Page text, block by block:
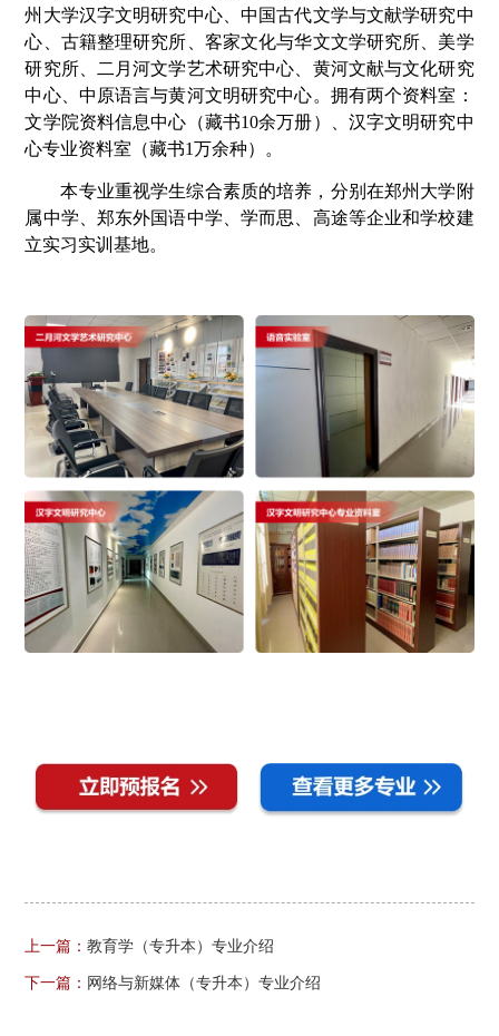
州大学汉字文明研究中心、中国古代文学与文献学研究中
心、古籍整理研究所、客家文化与华文文学研究所、美学
研究所、二月河文学艺术研究中心、黄河文献与文化研究
中心、中原语言与黄河文明研究中心。拥有两个资料室：
文学院资料信息中心（藏书10余万册）、汉字文明研究中
心专业资料室（藏书1万余种）。
本专业重视学生综合素质的培养，分别在郑州大学附
属中学、郑东外国语中学、学而思、高途等企业和学校建
立实习实训基地。
上一篇：教育学（专升本）专业介绍
下一篇： 网络与新媒体（专升本）专业介绍